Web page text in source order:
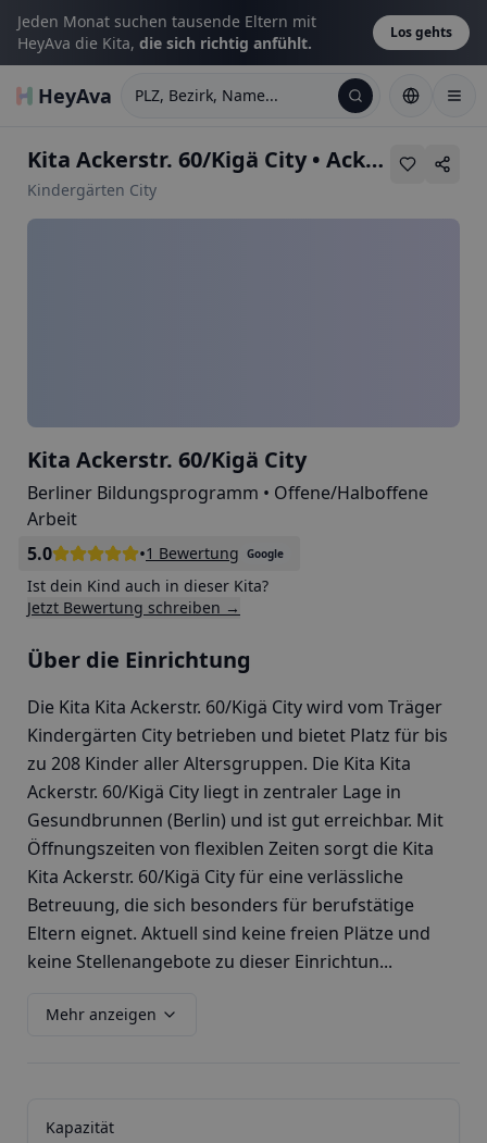
Jeden Monat suchen tausende Eltern mit
HeyAva die Kita, die sich richtig anfühlt.
Los gehts
HeyAva PLZ, Bezirk, Name...
Kita Ackerstr. 60/Kigä City• Ackerstr. 60
Kindergärten City
Kita Ackerstr. 60/Kigä City
Berliner Bildungsprogramm • Offene/Halboffene
Arbeit
5.0
•1 Bewertung Google
Ist dein Kind auch in dieser Kita?
Jetzt Bewertung schreiben →
Über die Einrichtung
Die Kita Kita Ackerstr. 60/Kigä City wird vom Träger
Kindergärten City betrieben und bietet Platz für bis
zu 208 Kinder aller Altersgruppen. Die Kita Kita
Ackerstr. 60/Kigä City liegt in zentraler Lage in
Gesundbrunnen (Berlin) und ist gut erreichbar. Mit
Öffnungszeiten von flexiblen Zeiten sorgt die Kita
Kita Ackerstr. 60/Kigä City für eine verlässliche
Betreuung, die sich besonders für berufstätige
Eltern eignet. Aktuell sind keine freien Plätze und
keine Stellenangebote zu dieser Einrichtun...
Mehr anzeigen
Kapazität